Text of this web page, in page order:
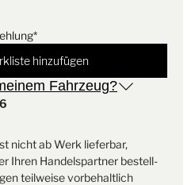
hinzufügen
Fahrzeug?
nicht ab Werk lieferbar,
Ihren Handelspartner bestell-
teilweise vorbehaltlich